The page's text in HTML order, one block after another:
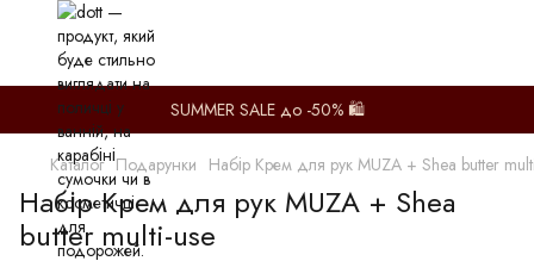
SUMMER SALE до -50% 🛍️
Каталог Подарунки Набір Крем для рук MUZA + Shea butter
Набір Крем для рук MUZA + Shea
butter multi-use